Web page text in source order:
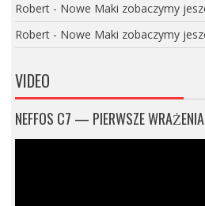
Robert- Nowe Maki zobaczymy
Robert- Nowe Maki zobaczymy
VIDEO
NEFFOS C7 — PIERWSZE WRAŻENIA